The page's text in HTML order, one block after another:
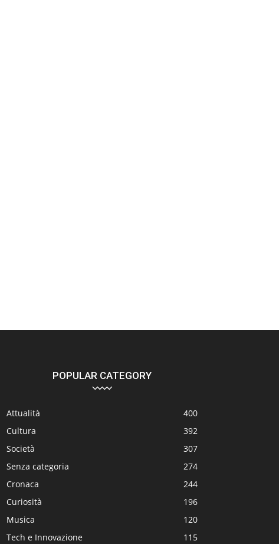
POPULAR CATEGORY
Attualità
400
Cultura
392
Società
307
Senza categoria
274
Cronaca
244
Curiosità
196
Musica
120
Tech e Innovazione
115